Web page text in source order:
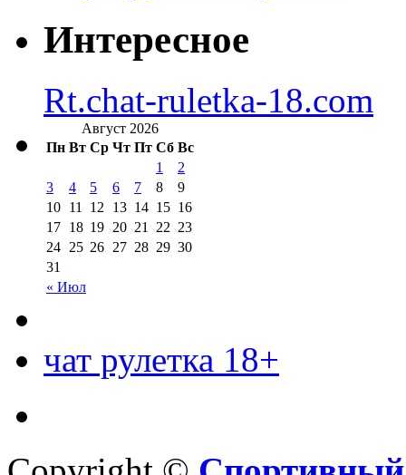
Интересное
Rt.chat-ruletka-18.com
Август 2026
Пн Вт Ср Чт Пт Сб Вс
« Июл
1
2
3
4 5 6 7 8
9
10 11 12 13 14 15 16
17 18 19 20 21 22 23
24 25 26 27 28 29 30
31
чат рулетка 18+